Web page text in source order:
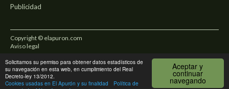
Aceptar y
continuar
navegando
Solicitamos su permiso para obtener datos estadísticos de
su navegación en esta web, en cumplimiento del Real
Decreto-ley 13/2012.
Cookies usadas en El Apurón y su finalidad
Política de
Publicidad
Copyright © elapuron.com
Aviso legal
Política de privacidad
Uso de cookies